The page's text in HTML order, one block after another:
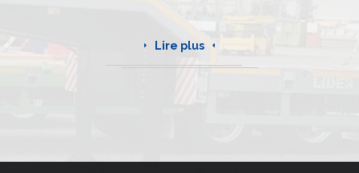
Lire plus